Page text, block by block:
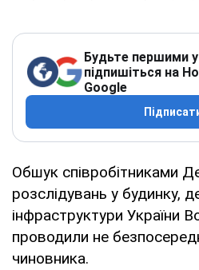
Будьте першими
підпишіться на
Google
Обшук співробітниками
розслідувань у будинку,
інфраструктури України
проводили не
чиновника.